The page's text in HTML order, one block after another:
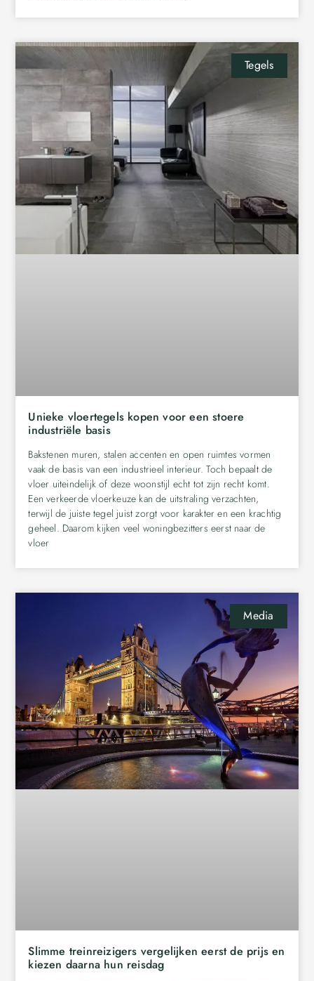
Tegels
Unieke vloertegels kopen voor een stoere
industriële basis
Bakstenen muren, stalen accenten en open ruimtes vormen
vaak de basis van een industrieel interieur. Toch bepaalt de
vloer uiteindelijk of deze woonstijl echt tot zijn recht komt.
Een verkeerde vloerkeuze kan de uitstraling verzachten,
terwijl de juiste tegel juist zorgt voor karakter en een krachtig
geheel. Daarom kijken veel woningbezitters eerst naar de
vloer
Media
Slimme treinreizigers vergelijken eerst de prijs en
kiezen daarna hun reisdag